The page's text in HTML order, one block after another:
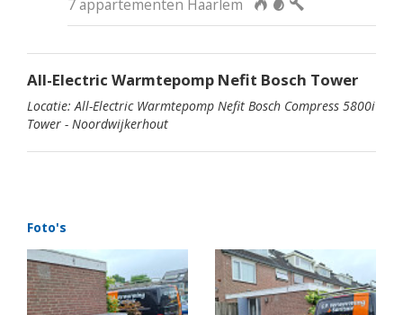
7 appartementen Haarlem
All-Electric Warmtepomp Nefit Bosch Tower
Locatie: All-Electric Warmtepomp Nefit Bosch Compress 5800i
Tower - Noordwijkerhout
Foto's